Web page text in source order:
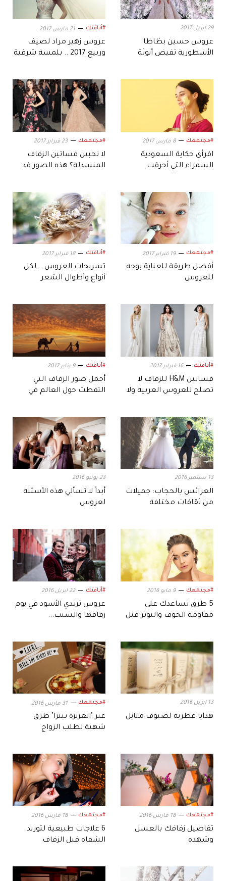
29 ابريل 2017
عروس حسين بظاظا
الأسطورية تفيض أنوثة
#أناقتك 21 مارس 2017
عروس زهير مراد لصيف
وربيع 2017 .. بلمسة شرقية
#مجتمعك 8 مارس 2017
اقرأي حكاية السعودية
السمراء التي أحرقت
#مجتمعك 23 فبراير 2017
لا تحبين فساتين الزفاف
المنسدلة؟ هذه الصور قد
#مجتمعك 19 فبراير 2017
أفضل طريقة للعناية بوجه
للعروس
#أناقتك 18 فبراير 2017
تسريحات العروس .. لكل
أنواع وأطوال الشعر
#أناقتك 16 فبراير 2017
فساتين H&M للزفاف لا
تصلح للعروس العربية ولا
#أناقتك 9 يناير 2017
أجمل صور الزفاف التي
التقطت حول العالم في
13 سبتمبر 2016
العرائس بالحجاب: جميلات
من ثقافات مختلفة
23 يونيو 2016
أبداً لا تسألي هذه الأسئلة
لعروس
#مجتمعك 9 مايو 2016
5 طرق تساعدك على
مقاومة الخوف والتوتر قبل
#أناقتك 22 ابريل 2016
عروس ترتدي الأسود في يوم
زفافها والسبب...
13 ابريل 2016
هدايا عطرية لضيوف مثايل
#مجتمعك 31 مارس 2016
عبر "العزيزة بيتزا" طرق
شهية لطلب الزواج
#مجتمعك 18 مارس 2016
تفاصيل زفافك بالعسل
وشهده
#مجتمعك 18 مارس 2016
6 علاجات طبيعية لتوريد
الشفاه قبل الزفاف